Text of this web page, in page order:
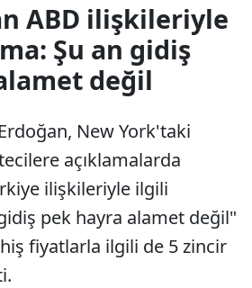
ABD ilişkileriyle
Şu an gidiş
değil
New York'taki
açıklamalarda
ilişkileriyle ilgili
pek hayra alamet değil"
fiyatlarla ilgili de 5 zincir